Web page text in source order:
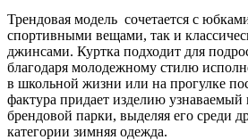
Трендовая модель сочетается с
спортивными вещами, так и
джинсами. Куртка подходит для
благодаря молодежному стилю
в школьной жизни или на прогулке
фактура придает изделию узнаваемый
брендовой парки, выделяя его среди
категории зимняя одежда.